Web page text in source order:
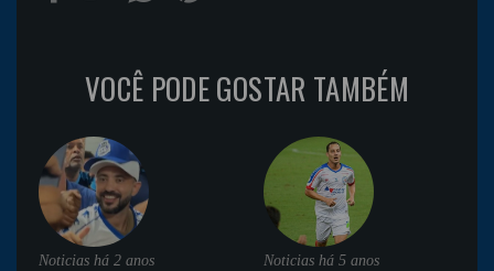
VOCÊ PODE GOSTAR TAMBÉM
Noticias há 2 anos Noticias há 5 anos